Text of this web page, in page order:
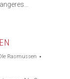
Rasmussen